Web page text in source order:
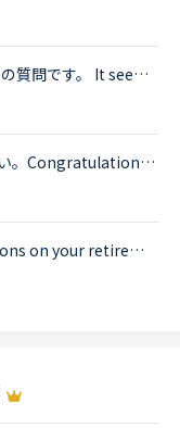
文法の32の Short Conversationについての質問です。 It seems like Daniel and Olivia are distracted by the street noises this evening.Olivia What's the matter? You are thinking about something, aren't...
実戦発音 中級 13について、ご教授ください。Congratulations on your retirement boss! I'll never forget the years that I worked under you here at NativeCamp, nor will l forget the first day we met. Yo...
実戦発音 中級 13について、Congratulations on your retirement boss! I'll never forget the years that I worked under you here at NativeCamp, nor will l forget the first day we met. Your way of making...